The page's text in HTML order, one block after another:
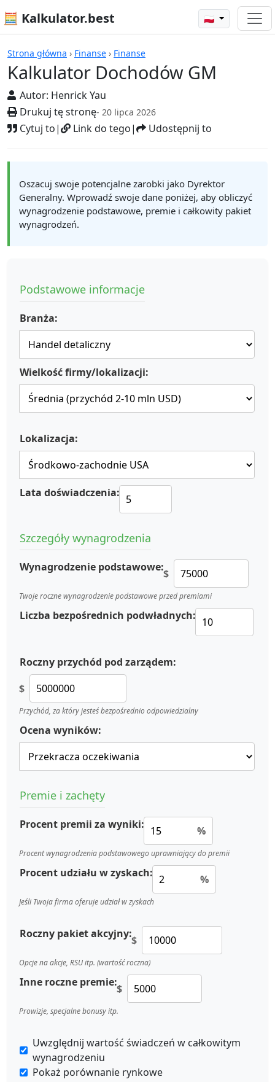
🧮 Kalkulator.best 🇵🇱
Strona główna › Finanse › Finanse
Kalkulator Dochodów GM
Autor: Henrick Yau
Drukuj tę stronę- 20 lipca 2026
Cytuj to| Link do tego| Udostępnij to
Kalkulatory
Oszacuj swoje potencjalne zarobki jako Dyrektor
Generalny. Wprowadź swoje dane poniżej, aby obliczyć
wynagrodzenie podstawowe, premie i całkowity pakiet
wynagrodzeń.
Podstawowe informacje
Branża:
Wielkość firmy/lokalizacji:
Lokalizacja:
Lata doświadczenia:
Szczegóły wynagrodzenia
Wynagrodzenie podstawowe:$
Twoje roczne wynagrodzenie podstawowe przed premiami
Liczba bezpośrednich podwładnych:
Roczny przychód pod zarządem:
$
Przychód, za który jesteś bezpośrednio odpowiedzialny
Ocena wyników:
Premie i zachęty
Procent premii za wyniki: %
Procent wynagrodzenia podstawowego uprawniający do premii
Procent udziału w zyskach: %
Jeśli Twoja firma oferuje udział w zyskach
Roczny pakiet akcyjny:$
Opcje na akcje, RSU itp. (wartość roczna)
Inne roczne premie:$
Prowizje, specjalne bonusy itp.
Uwzględnij wartość świadczeń w całkowitym
wynagrodzeniu
Pokaż porównanie rynkowe